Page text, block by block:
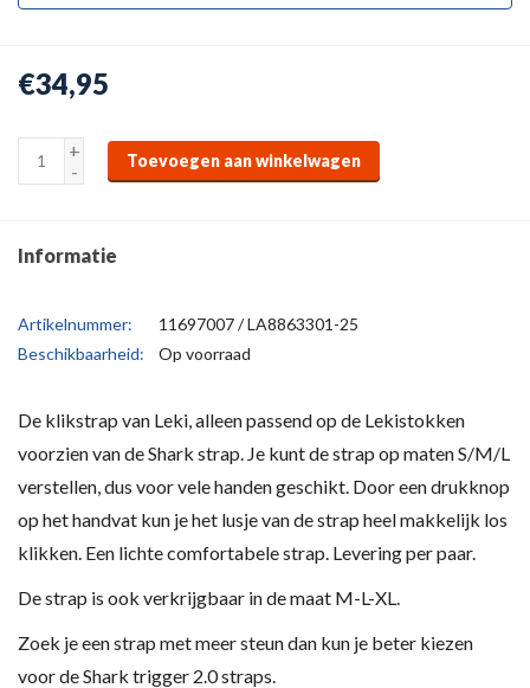
€34,95
+
-
Toevoegen aan winkelwagen
Informatie
Artikelnummer:
11697007 / LA8863301-25
Beschikbaarheid:
Op voorraad
De klikstrap van Leki, alleen passend op de Lekistokken
voorzien van de Shark strap. Je kunt de strap op maten S/M/L
verstellen, dus voor vele handen geschikt. Door een drukknop
op het handvat kun je het lusje van de strap heel makkelijk los
klikken. Een lichte comfortabele strap. Levering per paar.
De strap is ook verkrijgbaar in de maat M-L-XL.
Zoek je een strap met meer steun dan kun je beter kiezen
voor de Shark trigger 2.0 straps.